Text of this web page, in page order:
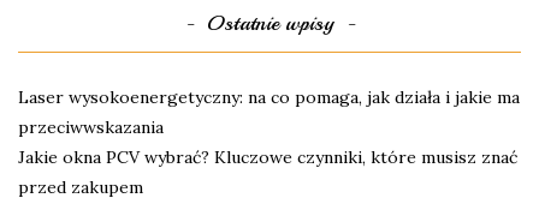
Ostatnie wpisy
Laser wysokoenergetyczny: na co pomaga, jak działa i jakie ma
przeciwwskazania
Jakie okna PCV wybrać? Kluczowe czynniki, które musisz znać
przed zakupem